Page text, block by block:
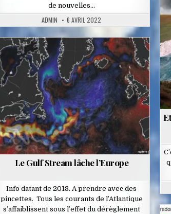
de nouvelles…
ADMIN 6 AVRIL 2022
Posted
in
Le Gulf Stream lâche l’Europe
Info datant de 2018. A prendre avec des
pincettes. Tous les courants de l’Atlantique
s’affaiblissent sous l’effet du dérèglement